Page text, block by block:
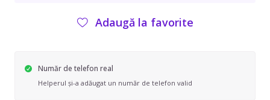
Adaugă la favorite
Număr de telefon real
Helperul și-a adăugat un număr de telefon valid